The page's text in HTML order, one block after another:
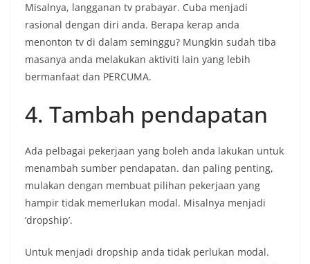
Misalnya, langganan tv prabayar. Cuba menjadi
rasional dengan diri anda. Berapa kerap anda
menonton tv di dalam seminggu? Mungkin sudah tiba
masanya anda melakukan aktiviti lain yang lebih
bermanfaat dan PERCUMA.
4. Tambah pendapatan
Ada pelbagai pekerjaan yang boleh anda lakukan untuk
menambah sumber pendapatan. dan paling penting,
mulakan dengan membuat pilihan pekerjaan yang
hampir tidak memerlukan modal. Misalnya menjadi
‘dropship’.
Untuk menjadi dropship anda tidak perlukan modal.